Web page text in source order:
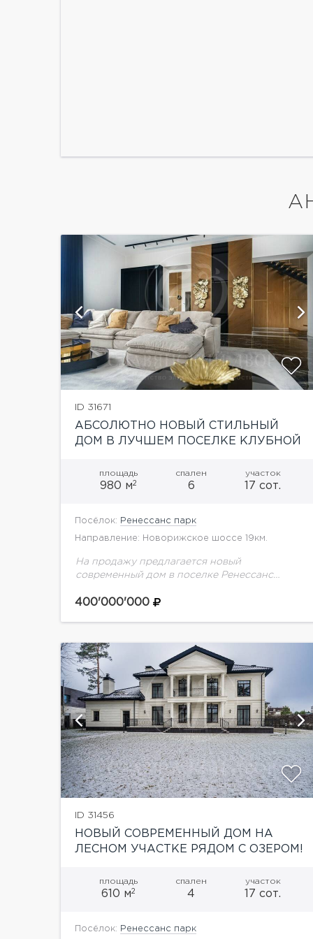
ID 31671
АБСОЛЮТНО НОВЫЙ СТИЛЬНЫЙ
ДОМ В ЛУЧШЕМ ПОСЕЛКЕ КЛУБНОЙ
площадь
980 м2
спален
6
участок
17 сот.
Посёлок: Ренессанс парк
Направление: Новорижское шоссе 19км.
На продажу предлагается новый
современный дом в поселке Ренессанс
гардеробная, гостиная-кухня, кухня с с/у,
400'000'000
показать ещё 13 фотографий
ID 31456
НОВЫЙ СОВРЕМЕННЫЙ ДОМ НА
ЛЕСНОМ УЧАСТКЕ РЯДОМ С ОЗЕРОМ!
площадь
610 м2
спален
4
участок
17 сот.
Посёлок: Ренессанс парк
показать ещё 17 фотографий